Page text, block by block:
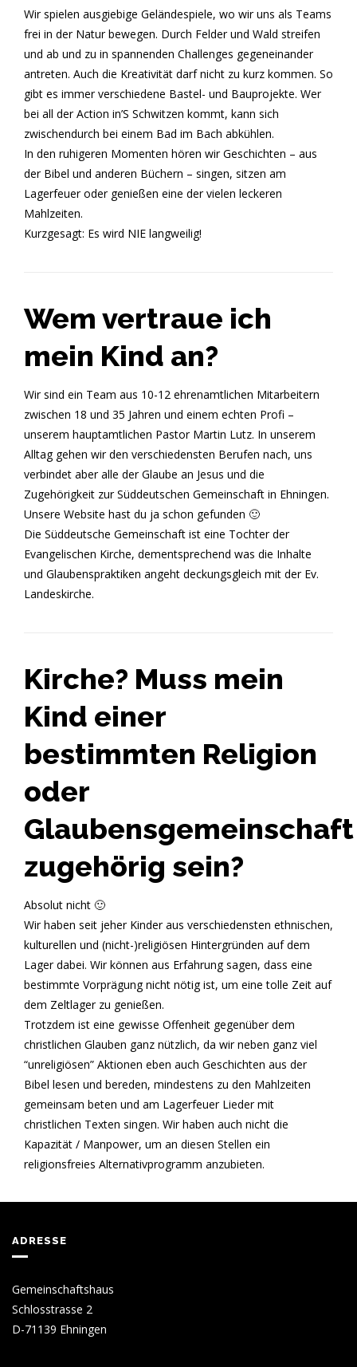
Wir spielen ausgiebige Geländespiele, wo wir uns als Teams
frei in der Natur bewegen. Durch Felder und Wald streifen
und ab und zu in spannenden Challenges gegeneinander
antreten. Auch die Kreativität darf nicht zu kurz kommen. So
gibt es immer verschiedene Bastel- und Bauprojekte. Wer
bei all der Action in’S Schwitzen kommt, kann sich
zwischendurch bei einem Bad im Bach abkühlen.
In den ruhigeren Momenten hören wir Geschichten – aus
der Bibel und anderen Büchern – singen, sitzen am
Lagerfeuer oder genießen eine der vielen leckeren
Mahlzeiten.
Kurzgesagt: Es wird NIE langweilig!
Wem vertraue ich
mein Kind an?
Wir sind ein Team aus 10-12 ehrenamtlichen Mitarbeitern
zwischen 18 und 35 Jahren und einem echten Profi –
unserem hauptamtlichen Pastor Martin Lutz. In unserem
Alltag gehen wir den verschiedensten Berufen nach, uns
verbindet aber alle der Glaube an Jesus und die
Zugehörigkeit zur Süddeutschen Gemeinschaft in Ehningen.
Unsere Website hast du ja schon gefunden 🙂
Die Süddeutsche Gemeinschaft ist eine Tochter der
Evangelischen Kirche, dementsprechend was die Inhalte
und Glaubenspraktiken angeht deckungsgleich mit der Ev.
Landeskirche.
Kirche? Muss mein
Kind einer
bestimmten Religion
oder
Glaubensgemeinschaft
zugehörig sein?
Absolut nicht 🙂
Wir haben seit jeher Kinder aus verschiedensten ethnischen,
kulturellen und (nicht-)religiösen Hintergründen auf dem
Lager dabei. Wir können aus Erfahrung sagen, dass eine
bestimmte Vorprägung nicht nötig ist, um eine tolle Zeit auf
dem Zeltlager zu genießen.
Trotzdem ist eine gewisse Offenheit gegenüber dem
christlichen Glauben ganz nützlich, da wir neben ganz viel
“unreligiösen” Aktionen eben auch Geschichten aus der
Bibel lesen und bereden, mindestens zu den Mahlzeiten
gemeinsam beten und am Lagerfeuer Lieder mit
christlichen Texten singen. Wir haben auch nicht die
Kapazität / Manpower, um an diesen Stellen ein
religionsfreies Alternativprogramm anzubieten.
ADRESSE
Gemeinschaftshaus
Schlosstrasse 2
D-71139 Ehningen